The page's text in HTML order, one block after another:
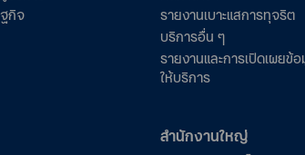
กิจ
รายงานเบาะแสการทุจริต
บริการอื่น ๆ
รายงานและการเปิดเผย
ให้บริการ
สำนักงานใหญ่